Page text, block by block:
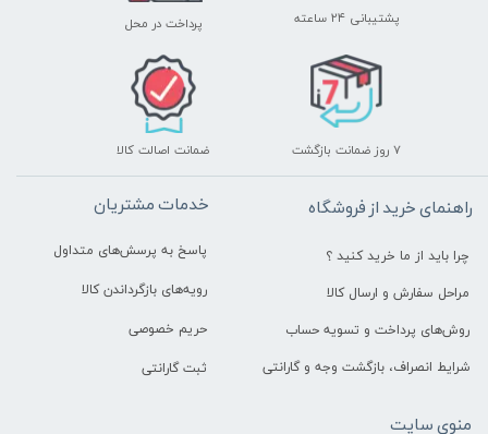
پشتیبانی ۲۴ ساعته پرداخت در محل
۷ روز ضمانت بازگشت ضمانت اصالت کالا
راهنمای خرید از فروشگاه
چرا باید از ما خرید کنید ؟
مراحل سفارش و ارسال کالا
روش‌های پرداخت و تسویه حساب
شرایط انصراف، بازگشت وجه و گارانتی
خدمات مشتریان
پاسخ به پرسش‌های متداول
رویه‌های بازگرداندن کالا
حریم خصوصی
ثبت گارانتی
منوی سایت